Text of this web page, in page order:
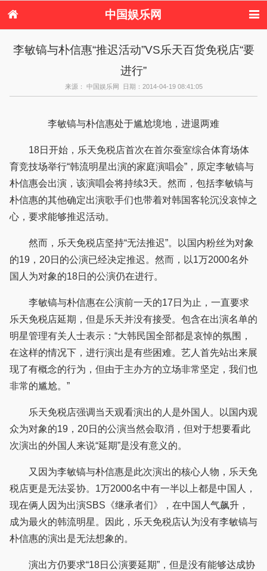
中国娱乐网
港台娱乐
日本娱乐 韩国娱乐
欧美娱乐
音乐新闻 影视新闻
港台明星八卦
日本韩国明星
欧美明星八卦
李敏镐与朴信惠“推迟活动”VS乐天百货免税店“要
进行”
来源： 中国娱乐网 日期：2014-04-19 08:41:05
李敏镐与朴信惠处于尴尬境地，进退两难
18日开始，乐天免税店首次在首尔蚕室综合体育场体
育竞技场举行“韩流明星出演的家庭演唱会”，原定李敏镐与
朴信惠会出演，该演唱会将持续3天。然而，包括李敏镐与
朴信惠的其他确定出演歌手们也带着对韩国客轮沉没哀悼之
心，要求能够推迟活动。
然而，乐天免税店坚持“无法推迟”。以国内粉丝为对象
的19，20日的公演已经决定推迟。然而，以1万2000名外
国人为对象的18日的公演仍在进行。
李敏镐与朴信惠在公演前一天的17日为止，一直要求
乐天免税店延期，但是乐天并没有接受。包含在出演名单的
明星管理有关人士表示：“大韩民国全部都是哀悼的氛围，
在这样的情况下，进行演出是有些困难。艺人首先站出来展
现了有概念的行为，但由于主办方的立场非常坚定，我们也
非常的尴尬。”
乐天免税店强调当天观看演出的人是外国人。以国内观
众为对象的19，20日的公演当然会取消，但对于想要看此
次演出的外国人来说“延期”是没有意义的。
又因为李敏镐与朴信惠是此次演出的核心人物，乐天免
税店更是无法妥协。1万2000名中有一半以上都是中国人，
现在俩人因为出演SBS《继承者们》，在中国人气飙升，
成为最火的韩流明星。因此，乐天免税店认为没有李敏镐与
朴信惠的演出是无法想象的。
演出方仍要求“18日公演要延期”，但是没有能够达成协